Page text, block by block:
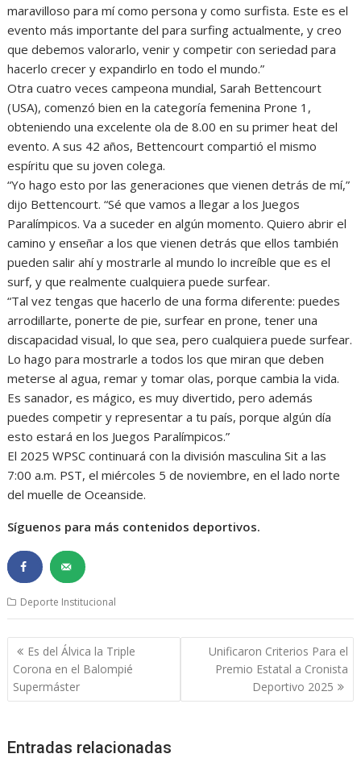
maravilloso para mí como persona y como surfista. Este es el
evento más importante del para surfing actualmente, y creo
que debemos valorarlo, venir y competir con seriedad para
hacerlo crecer y expandirlo en todo el mundo.”
Otra cuatro veces campeona mundial, Sarah Bettencourt
(USA), comenzó bien en la categoría femenina Prone 1,
obteniendo una excelente ola de 8.00 en su primer heat del
evento. A sus 42 años, Bettencourt compartió el mismo
espíritu que su joven colega.
“Yo hago esto por las generaciones que vienen detrás de mí,”
dijo Bettencourt. “Sé que vamos a llegar a los Juegos
Paralímpicos. Va a suceder en algún momento. Quiero abrir el
camino y enseñar a los que vienen detrás que ellos también
pueden salir ahí y mostrarle al mundo lo increíble que es el
surf, y que realmente cualquiera puede surfear.
“Tal vez tengas que hacerlo de una forma diferente: puedes
arrodillarte, ponerte de pie, surfear en prone, tener una
discapacidad visual, lo que sea, pero cualquiera puede surfear.
Lo hago para mostrarle a todos los que miran que deben
meterse al agua, remar y tomar olas, porque cambia la vida.
Es sanador, es mágico, es muy divertido, pero además
puedes competir y representar a tu país, porque algún día
esto estará en los Juegos Paralímpicos.”
El 2025 WPSC continuará con la división masculina Sit a las
7:00 a.m. PST, el miércoles 5 de noviembre, en el lado norte
del muelle de Oceanside.
Síguenos para más contenidos deportivos.
Deporte Institucional
Navegación
de
entradas
Es del Álvica la Triple
Corona en el Balompié
Supermáster
Unificaron Criterios Para el
Premio Estatal a Cronista
Deportivo 2025
Entradas relacionadas